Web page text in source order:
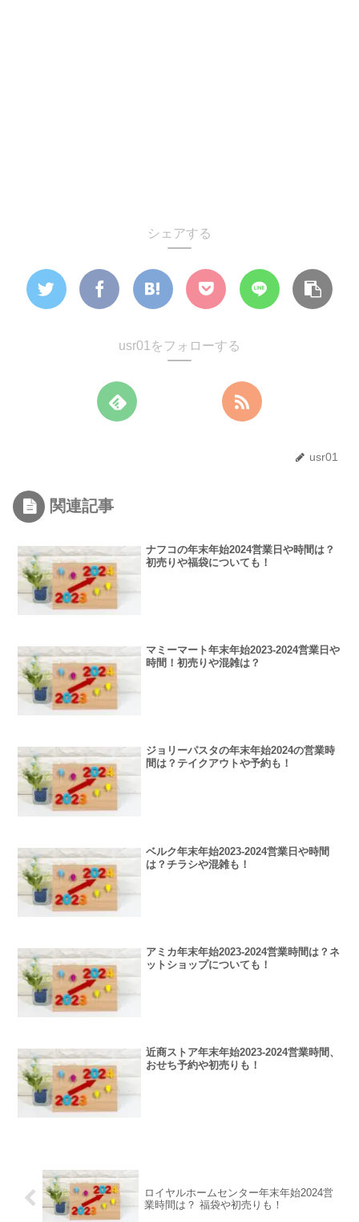
シェアする
usr01をフォローする
usr01
関連記事
ナフコの年末年始2024営業日や時間は？
初売りや福袋についても！
マミーマート年末年始2023-2024営業日や
時間！初売りや混雑は？
ジョリーパスタの年末年始2024の営業時
間は？テイクアウトや予約も！
ベルク年末年始2023-2024営業日や時間
は？チラシや混雑も！
アミカ年末年始2023-2024営業時間は？ネ
ットショップについても！
近商ストア年末年始2023-2024営業時間、
おせち予約や初売りも！
ロイヤルホームセンター年末年始2024営
業時間は？ 福袋や初売りも！